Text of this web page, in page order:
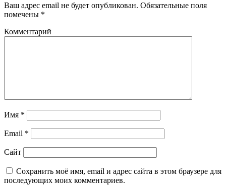
Ваш адрес email не будет опубликован. Обязательные поля
помечены *
Комментарий
Имя *
Email *
Сайт
Сохранить моё имя, email и адрес сайта в этом браузере для
последующих моих комментариев.